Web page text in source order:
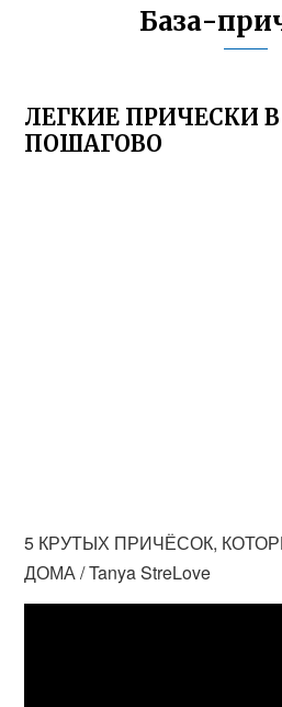
База-
ЛЕГКИЕ ПРИЧЕСКИ
ПОШАГОВО
5 КРУТЫХ ПРИЧЁСОК,
ДОМА / Tanya StreLove